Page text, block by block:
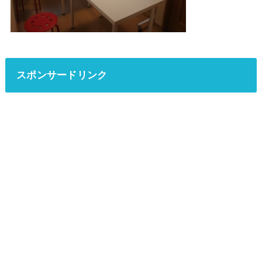
スポンサードリンク